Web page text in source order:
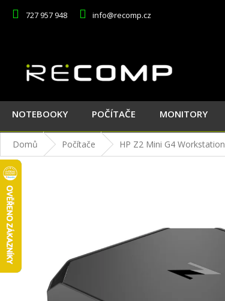
727 957 948 info@recomp.cz
NOTEBOOKY POČÍTAČE MONITORY
Domů Počítače HP Z2 Mini G4 Workstation